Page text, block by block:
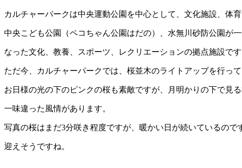
カルチャーパークは中央運動公園を中心として、文化施設、体育
中央こども公園（ペコちゃん公園はだの）、水無川砂防公園が一
なった文化、教養、スポーツ、レクリエーションの拠点施設です
ただ今、カルチャーパークでは、桜並木のライトアップを行って
お日様の光の下のピンクの桜も素敵ですが、月明かりの下で見
一味違った風情があります。
写真の桜はまだ3分咲き程度ですが、暖かい日が続いているので
迎えそうですね。